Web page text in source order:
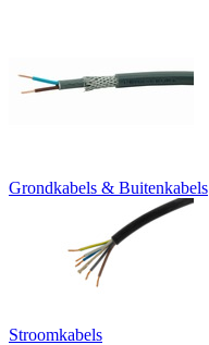
Grondkabels & Buitenkabels
Stroomkabels